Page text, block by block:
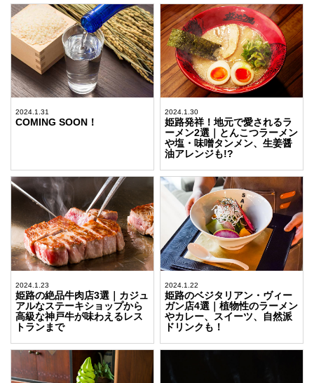
2024.1.31
COMING SOON！
2024.1.30
姫路発祥！地元で愛されるラ
ーメン2選｜とんこつラーメン
や塩・味噌タンメン、生姜醤
油アレンジも!?
2024.1.23
姫路の絶品牛肉店3選｜カジュ
アルなステーキショップから
高級な神戸牛が味わえるレス
トランまで
2024.1.22
姫路のベジタリアン・ヴィー
ガン店4選｜植物性のラーメン
やカレー、スイーツ、自然派
ドリンクも！